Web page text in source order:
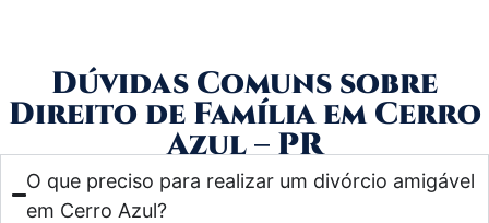
Dúvidas Comuns sobre
Direito de Família em Cerro
Azul – PR
O que preciso para realizar um divórcio amigável
em Cerro Azul?